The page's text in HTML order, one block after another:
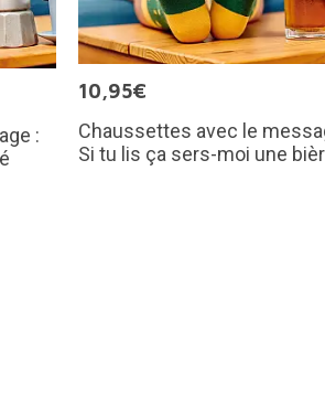
:
10,95€
Chaussettes avec le
Si tu lis ça sers-moi une